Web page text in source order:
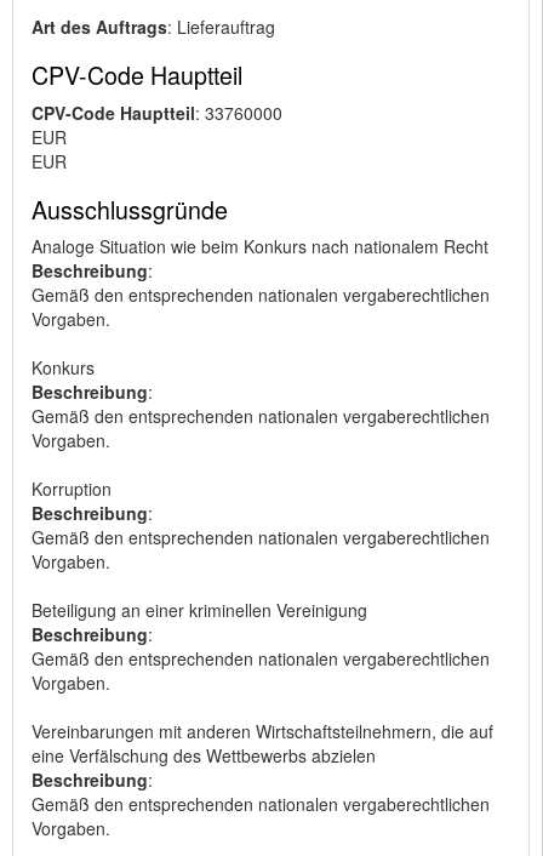
Art des Auftrags: Lieferauftrag
CPV-Code Hauptteil
CPV-Code Hauptteil: 33760000
EUR
EUR
Ausschlussgründe
Analoge Situation wie beim Konkurs nach nationalem Recht
Beschreibung:
Gemäß den entsprechenden nationalen vergaberechtlichen
Vorgaben.
Konkurs
Beschreibung:
Gemäß den entsprechenden nationalen vergaberechtlichen
Vorgaben.
Korruption
Beschreibung:
Gemäß den entsprechenden nationalen vergaberechtlichen
Vorgaben.
Beteiligung an einer kriminellen Vereinigung
Beschreibung:
Gemäß den entsprechenden nationalen vergaberechtlichen
Vorgaben.
Vereinbarungen mit anderen Wirtschaftsteilnehmern, die auf
eine Verfälschung des Wettbewerbs abzielen
Beschreibung:
Gemäß den entsprechenden nationalen vergaberechtlichen
Vorgaben.